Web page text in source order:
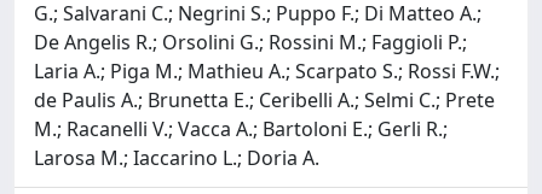
G.; Salvarani C.; Negrini S.; Puppo F.; Di Matteo A.;
De Angelis R.; Orsolini G.; Rossini M.; Faggioli P.;
Laria A.; Piga M.; Mathieu A.; Scarpato S.; Rossi F.W.;
de Paulis A.; Brunetta E.; Ceribelli A.; Selmi C.; Prete
M.; Racanelli V.; Vacca A.; Bartoloni E.; Gerli R.;
Larosa M.; Iaccarino L.; Doria A.